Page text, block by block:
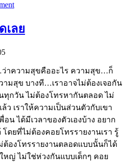
เลย
าความสุขคืออะไร ความสุข…ก็
ามสุข บางที…เราอาจไม่ต้องเจอกัน
ทุกวัน ไม่ต้องโทรหากันตลอด ไม่
ว เราให้ความเป็นส่วนตัวกับเขา
อน ได้มีเวลาของตัวเองบ้าง อยาก
ดยที่ไม่ต้องคอยโทรรายงานเรา รู้
ม่ต้องโทรรายงานตลอดแบบนั้นก็ได้
หญ่ ไม่ใช่ห่วงกันแบบเด็กๆ คอย